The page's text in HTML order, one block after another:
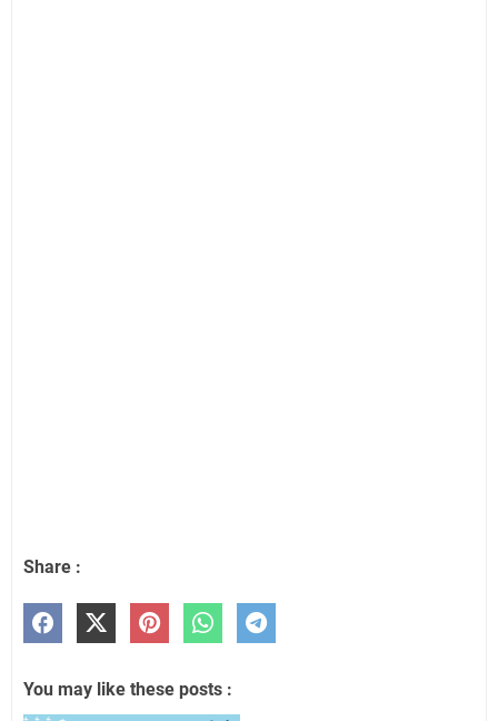
Share :
You may like these posts :